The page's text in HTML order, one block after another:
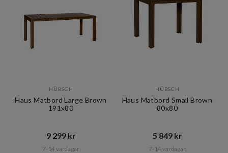
HÜBSCH
Haus Matbord Large Brown
191x80
9 299 kr​​
7-14 vardagar
HÜBSCH
Haus Matbord Small Brown
80x80
5 849 kr​​
7-14 vardagar